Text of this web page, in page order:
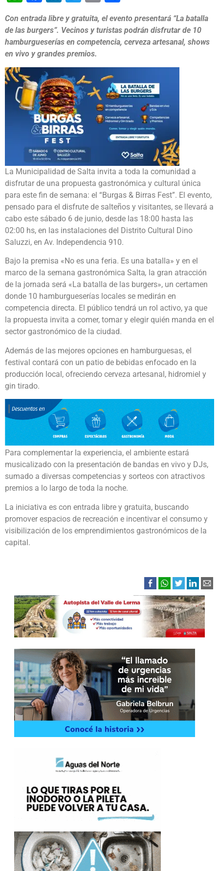
Con entrada libre y gratuita, el evento presentará “La batalla
de las burgers”. Vecinos y turistas podrán disfrutar de 10
hamburgueserías en competencia, cerveza artesanal, shows
en vivo y grandes premios.
La Municipalidad de Salta invita a toda la comunidad a
disfrutar de una propuesta gastronómica y cultural única
para este fin de semana: el “Burgas & Birras Fest”. El evento,
pensado para el disfrute de salteños y visitantes, se llevará a
cabo este sábado 6 de junio, desde las 18:00 hasta las
02:00 hs, en las instalaciones del Distrito Cultural Dino
Saluzzi, en Av. Independencia 910.
Bajo la premisa «No es una feria. Es una batalla» y en el
marco de la semana gastronómica Salta, la gran atracción
de la jornada será «La batalla de las burgers», un certamen
donde 10 hamburgueserías locales se medirán en
competencia directa. El público tendrá un rol activo, ya que
la propuesta invita a comer, tomar y elegir quién manda en el
sector gastronómico de la ciudad.
Además de las mejores opciones en hamburguesas, el
festival contará con un patio de bebidas enfocado en la
producción local, ofreciendo cerveza artesanal, hidromiel y
gin tirado.
Para complementar la experiencia, el ambiente estará
musicalizado con la presentación de bandas en vivo y DJs,
sumado a diversas competencias y sorteos con atractivos
premios a lo largo de toda la noche.
La iniciativa es con entrada libre y gratuita, buscando
promover espacios de recreación e incentivar el consumo y
visibilización de los emprendimientos gastronómicos de la
capital.